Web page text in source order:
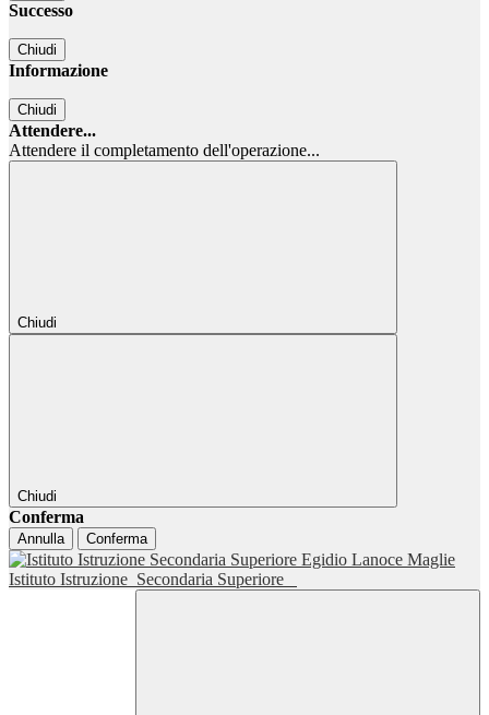
Successo
Chiudi
Informazione
Chiudi
Attendere...
Attendere il completamento dell'operazione...
Chiudi
Chiudi
Conferma
Annulla Conferma
Istituto Istruzione Secondaria Superiore